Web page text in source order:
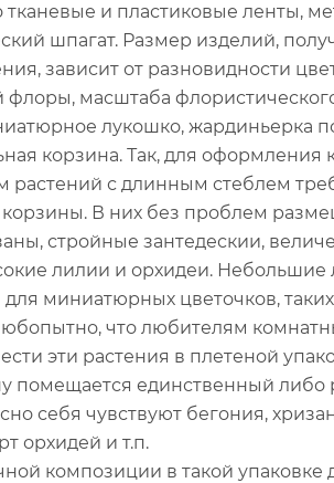
тканевые и пластиковые ленты,
шпагат. Размер изделий,
зависит от разновидности
флоры, масштаба
лукошко, жардиньерка
корзина. Так, для оформления
растений с длинным стеблем
В них без проблем
стройные зантедескии,
лилии и орхидеи. Небольшие
миниатюрных цветочков,
что любителям
эти растения в плетеной
помещается единственный либо
себя чувствуют бегония,
орхидей и т.п.
композиции в такой упаковке